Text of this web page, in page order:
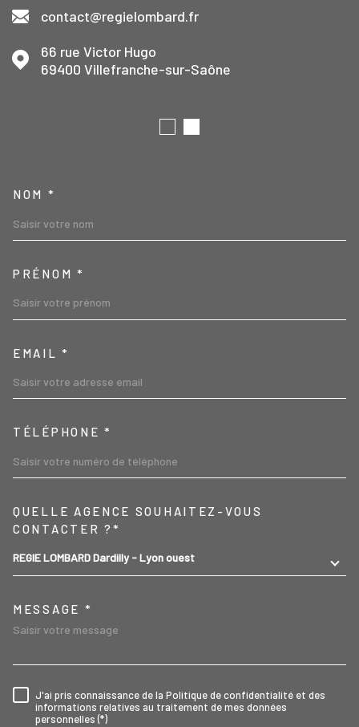
contact@regielombard.fr
66 rue Victor Hugo
69400
Villefranche-sur-Saône
NOM *
PRÉNOM *
EMAIL *
TÉLÉPHONE *
QUELLE AGENCE SOUHAITEZ-VOUS
CONTACTER ?*
REGIE LOMBARD Dardilly - Lyon ouest
MESSAGE *
RÈGLEMENTATION
J'ai pris connaissance de la Politique de confidentialité et des
informations relatives au traitement de mes données
personnelles (*)